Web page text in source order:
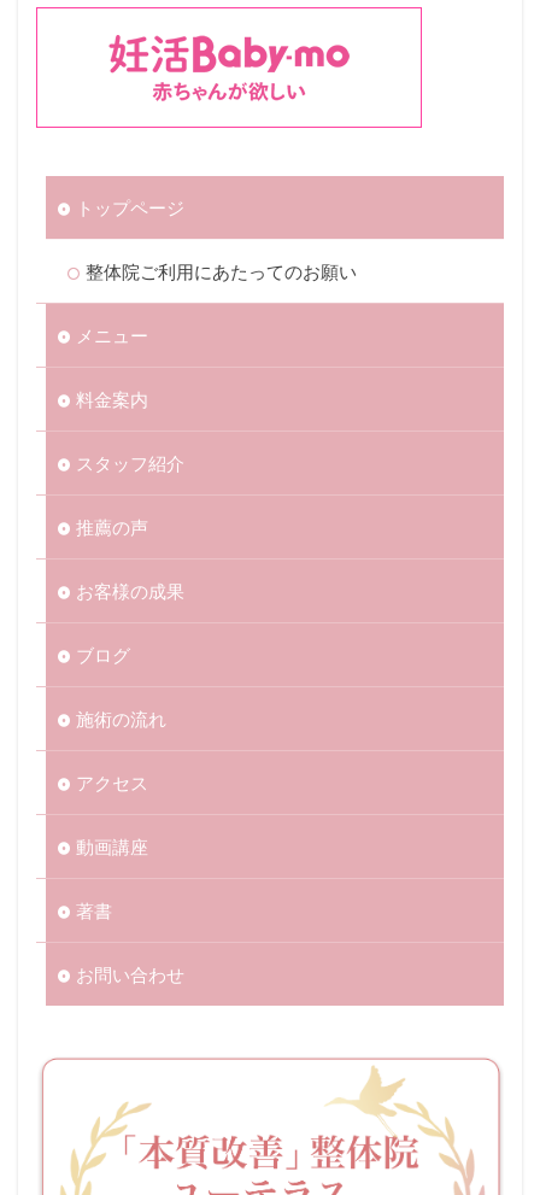
トップページ
整体院ご利用にあたってのお願い
メニュー
料金案内
スタッフ紹介
推薦の声
お客様の成果
ブログ
施術の流れ
アクセス
動画講座
著書
お問い合わせ